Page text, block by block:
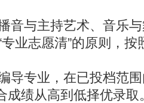
与主持艺术、音乐与
业志愿清”的原则，
专业，在已投档范围
成绩从高到低择优录